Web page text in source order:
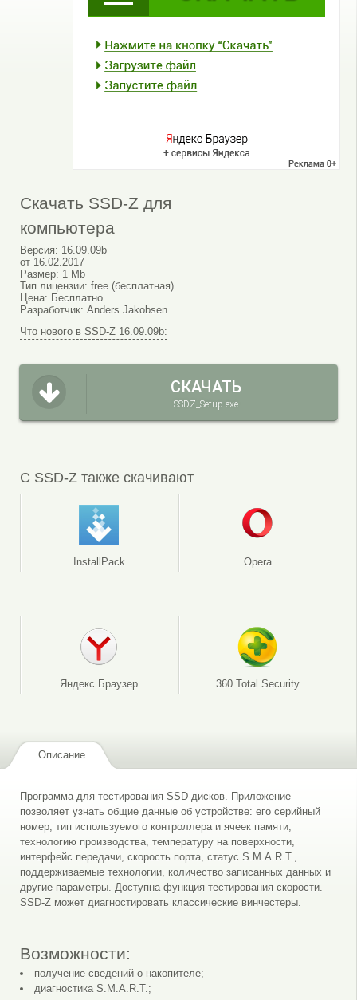
Скачать SSD-Z для
компьютера
Версия: 16.09.09b
от 16.02.2017
Размер: 1 Mb
Тип лицензии: free (бесплатная)
Цена: Бесплатно
Разработчик: Anders Jakobsen
Что нового в SSD-Z 16.09.09b:
СКАЧАТЬ
SSDZ_Setup.exe
С SSD-Z также скачивают
InstallPack Opera
Яндекс.Браузер 360 Total Security
Описание
Программа для тестирования SSD-дисков. Приложение
позволяет узнать общие данные об устройстве: его серийный
номер, тип используемого контроллера и ячеек памяти,
технологию производства, температуру на поверхности,
интерфейс передачи, скорость порта, статус S.M.A.R.T.,
поддерживаемые технологии, количество записанных данных и
другие параметры. Доступна функция тестирования скорости.
SSD-Z может диагностировать классические винчестеры.
Возможности:
получение сведений о накопителе;
диагностика S.M.A.R.T.;